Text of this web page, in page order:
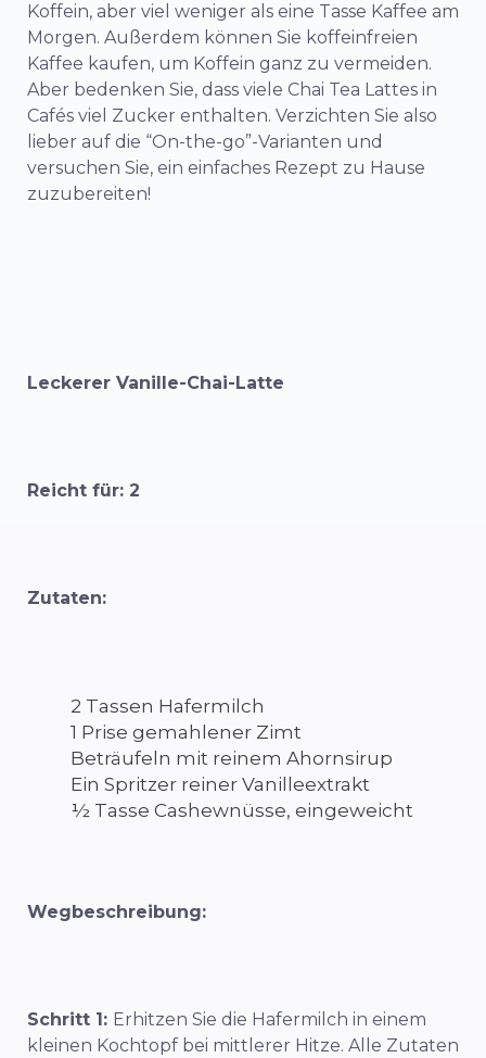
Koffein, aber viel weniger als eine Tasse Kaffee am
Morgen. Außerdem können Sie koffeinfreien
Kaffee kaufen, um Koffein ganz zu vermeiden.
Aber bedenken Sie, dass viele Chai Tea Lattes in
Cafés viel Zucker enthalten. Verzichten Sie also
lieber auf die “On-the-go”-Varianten und
versuchen Sie, ein einfaches Rezept zu Hause
zuzubereiten!
Leckerer Vanille-Chai-Latte
Reicht für: 2
Zutaten:
2 Tassen Hafermilch
1 Prise gemahlener Zimt
Beträufeln mit reinem Ahornsirup
Ein Spritzer reiner Vanilleextrakt
½ Tasse Cashewnüsse, eingeweicht
Wegbeschreibung:
Schritt 1: Erhitzen Sie die Hafermilch in einem
kleinen Kochtopf bei mittlerer Hitze. Alle Zutaten